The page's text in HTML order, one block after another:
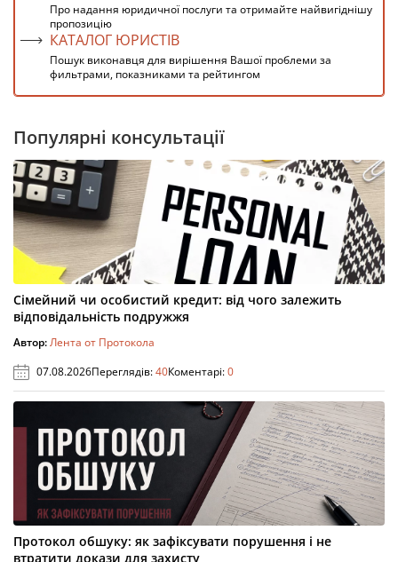
Про надання юридичної послуги та отримайте найвигіднішу
пропозицію
КАТАЛОГ ЮРИСТІВ
Пошук виконавця для вирішення Вашої проблеми за
фильтрами, показниками та рейтингом
Популярні консультації
Сімейний чи особистий кредит: від чого залежить
відповідальність подружжя
Автор:Лента от Протокола
07.08.2026Переглядів:40Коментарі:0
Протокол обшуку: як зафіксувати порушення і не
втратити докази для захисту